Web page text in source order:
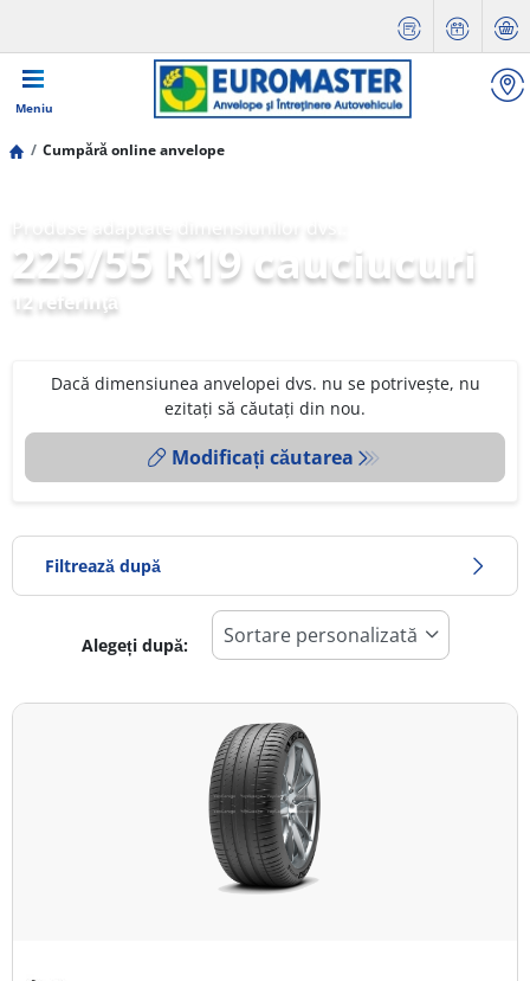
Meniu
Cumpără online anvelope
225/55 R19 cauciucuri
12 referinţă
Dacă dimensiunea anvelopei dvs. nu se potrivește, nu
ezitați să căutați din nou.
Modificați căutarea
Filtrează după
Toate tipurile (12)
Alegeți după: